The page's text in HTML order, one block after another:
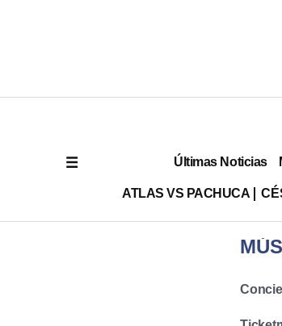
Últimas Noticias
ATLAS VS PACHUCA